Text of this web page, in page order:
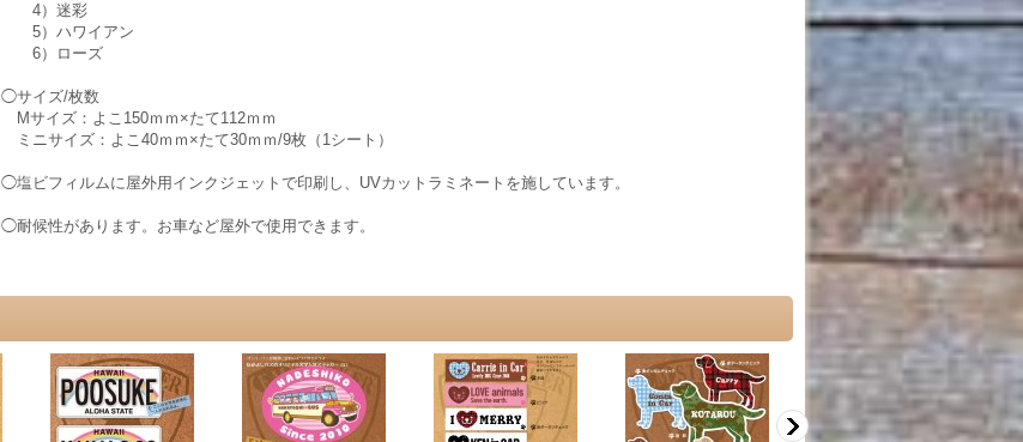
4）迷彩
5）ハワイアン
6）ローズ
◯サイズ/枚数
Mサイズ：よこ150ｍｍ×たて112ｍｍ
ミニサイズ：よこ40ｍｍ×たて30ｍｍ/9枚（1シート）
◯塩ビフィルムに屋外用インクジェットで印刷し、UVカットラミネートを施しています。
◯耐候性があります。お車など屋外で使用できます。